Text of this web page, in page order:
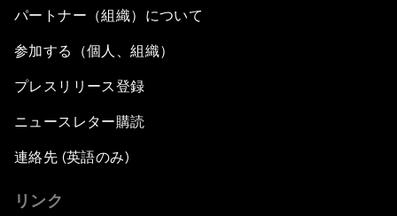
パートナー（組織）について
参加する（個人、組織）
プレスリリース登録
ニュースレター購読
連絡先 (英語のみ)
リンク